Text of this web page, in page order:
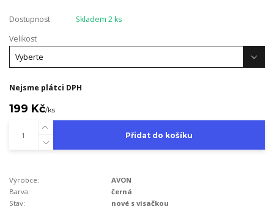
Dostupnost
Skladem 2 ks
Velikost
Nejsme plátci DPH
199 Kč/ks
Přidat do košíku
Výrobce:
AVON
Barva:
černá
Stav:
nové s visačkou